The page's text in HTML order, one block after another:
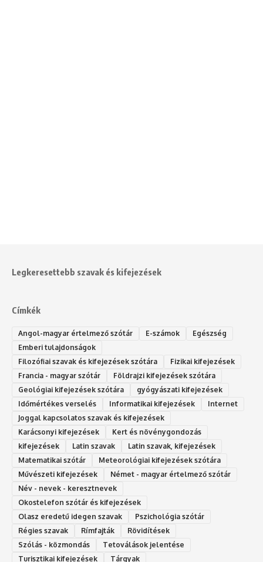
Legkeresettebb szavak és kifejezések
Címkék
Angol-magyar értelmező szótár E-számok
Egészség
Emberi tulajdonságok
Filozófiai szavak és kifejezések szótára
Fizikai kifejezések
Francia - magyar szótár
Földrajzi kifejezések szótára
Geológiai kifejezések szótára
gyógyászati kifejezések
Időmértékes verselés
Informatikai kifejezések
Internet
Joggal kapcsolatos szavak és kifejezések
Karácsonyi kifejezések
Kert és növénygondozás
kifejezések
Latin szavak
Latin szavak, kifejezések
Matematikai szótár
Meteorológiai kifejezések szótára
Művészeti kifejezések
Német - magyar értelmező szótár
Név - nevek - keresztnevek
Okostelefon szótár és kifejezések
Olasz eredetű idegen szavak
Ps‮gólohciz‬ia s‮átóz‬r
Régies szavak
Rímfajták
Rövidítések
Szólás - közmondás
Tetoválások jelentése
Turisztikai kifejezések
Tárgyak